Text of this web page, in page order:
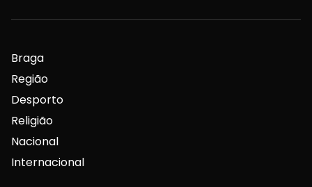
Braga
Região
Desporto
Religião
Nacional
Internacional